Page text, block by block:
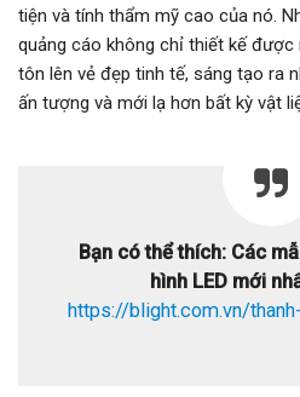
tiện và tính thẩm mỹ cao của nó.
quảng cáo không chỉ thiết kế được
tôn lên vẻ đẹp tinh tế, sáng tạo ra
ấn tượng và mới lạ hơn bất kỳ vật
Bạn có thể thích: Các
hình LED mới
https://blight.com.vn/